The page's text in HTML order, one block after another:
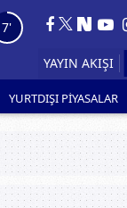
6'
YAYIN AKIŞI
YURTDIŞI PİYASALAR